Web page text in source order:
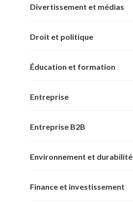
Divertissement et médias
Droit et politique
Éducation et formation
Entreprise
Entreprise B2B
Environnement et durabilité
Finance et investissement